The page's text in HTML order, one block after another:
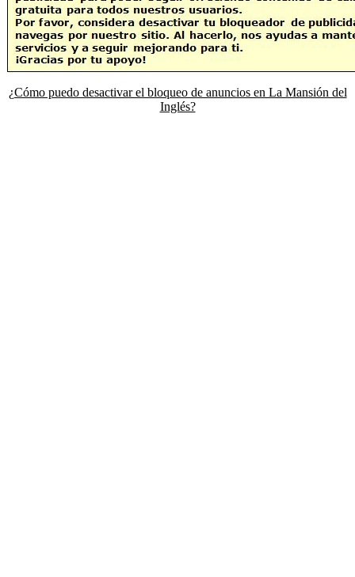
¿Cómo puedo desactivar el bloqueo de anuncios en La Mansión del
Inglés?